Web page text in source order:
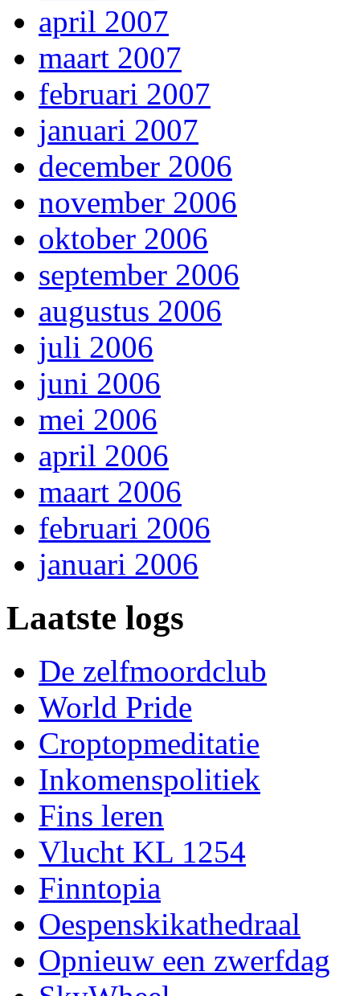
april 2007
maart 2007
februari 2007
januari 2007
december 2006
november 2006
oktober 2006
september 2006
augustus 2006
juli 2006
juni 2006
mei 2006
april 2006
maart 2006
februari 2006
januari 2006
Laatste logs
De zelfmoordclub
World Pride
Croptopmeditatie
Inkomenspolitiek
Fins leren
Vlucht KL 1254
Finntopia
Oespenskikathedraal
Opnieuw een zwerfdag